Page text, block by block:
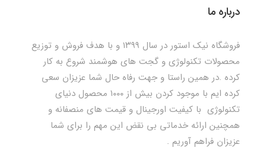
درباره ما
فروشگاه نیک استور در سال ۱۳۹۹ و با هدف فروش و توزیع
محصولات تکنولوژی و گجت های هوشمند شروع به کار
کرده .در همین راستا و جهت رفاه حال شما عزیزان سعی
کرده ایم با موجود کردن بیش از ۱۰۰۰ محصول دنیای
تکنولوژی با کیفیت اورجینال و قیمت های منصفانه و
همچنین ارائه خدماتی بی نقض این مهم را برای شما
عزیزان فراهم آوریم .